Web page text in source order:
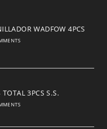
WADFOW 4PCS
TOTAL 3PCS S.S.